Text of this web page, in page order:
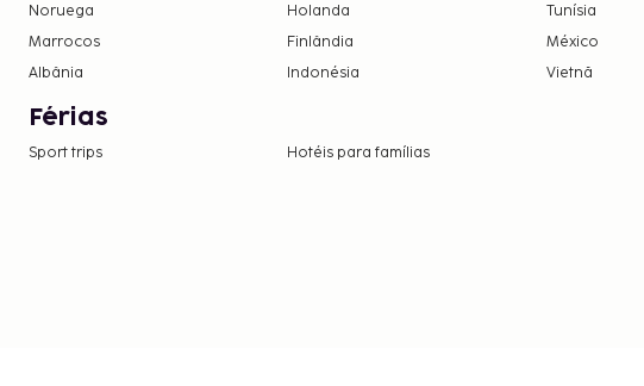
Noruega
Holanda
Tunísia
Marrocos
Finlândia
México
Albânia
Indonésia Vietnã
Férias
Sport trips Hotéis para famílias